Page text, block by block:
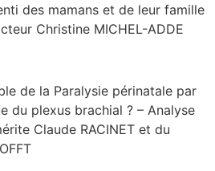
des mamans et de leur famille
Christine MICHEL-ADDE
de la Paralysie périnatale par
du plexus brachial ? – Analyse
Claude RACINET et du